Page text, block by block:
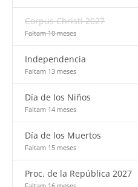
Corpus Christi 2027
Faltam 10 meses
Independencia
Faltam 13 meses
Día de los Niños
Faltam 14 meses
Día de los Muertos
Faltam 15 meses
Proc. de la República 2027